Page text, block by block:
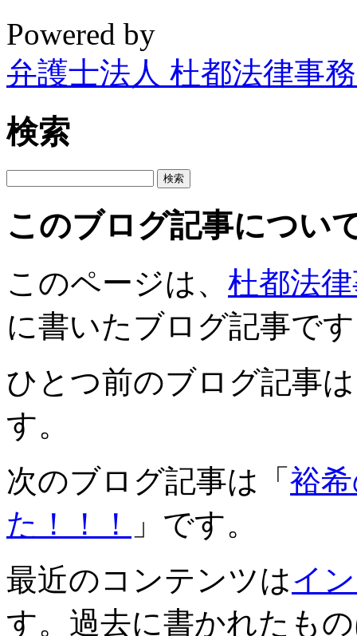
Powered by
弁護士法人 杜都法律事
検索
このブログ記事につい
このページは、 杜都法
に書いたブログ記事で
ひとつ前のブログ記事
す。
次のブログ記事は「 裕
た！！！
」です。
最近のコンテンツはイ
す。過去に書かれたも